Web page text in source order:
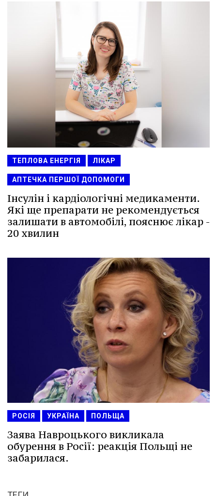
ТЕПЛОВА ЕНЕРГІЯ ЛІКАР
АПТЕЧКА ПЕРШОЇ ДОПОМОГИ
Інсулін і кардіологічні медикаменти.
Які ще препарати не рекомендується
залишати в автомобілі, пояснює лікар -
20 хвилин
РОСІЯ УКРАЇНА ПОЛЬЩА
Заява Навроцького викликала
обурення в Росії: реакція Польщі не
забарилася.